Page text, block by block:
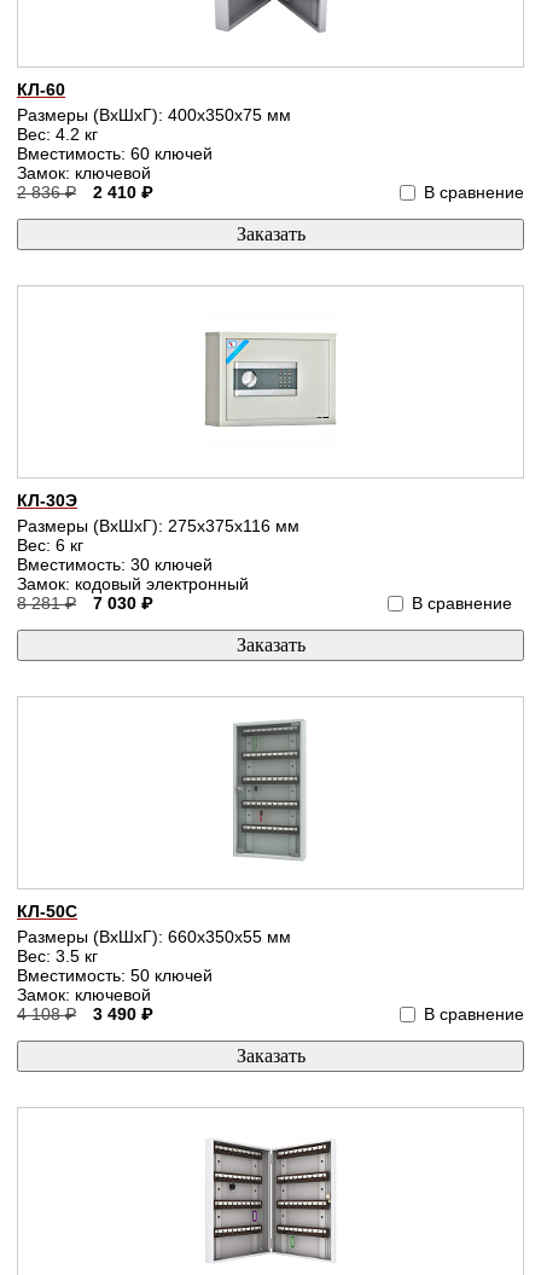
В сравнение
КЛ-60
Размеры (ВхШхГ): 400x350x75 мм
Вес: 4.2 кг
Вместимость: 60 ключей
Замок: ключевой
2 836 ₽
2 410 ₽
В сравнение
КЛ-30Э
Размеры (ВхШхГ): 275x375x116 мм
Вес: 6 кг
Вместимость: 30 ключей
Замок: кодовый электронный
8 281 ₽
7 030 ₽
В сравнение
КЛ-50С
Размеры (ВхШхГ): 660x350x55 мм
Вес: 3.5 кг
Вместимость: 50 ключей
Замок: ключевой
4 108 ₽
3 490 ₽